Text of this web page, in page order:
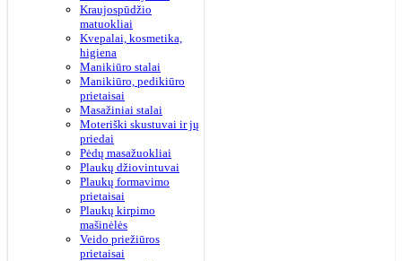
Kraujospūdžio
matuokliai
Kvepalai, kosmetika,
higiena
Manikiūro stalai
Manikiūro, pedikiūro
prietaisai
Masažiniai stalai
Moteriški skustuvai ir jų
priedai
Pėdų masažuokliai
Plaukų džiovintuvai
Plaukų formavimo
prietaisai
Plaukų kirpimo
mašinėlės
Veido priežiūros
prietaisai